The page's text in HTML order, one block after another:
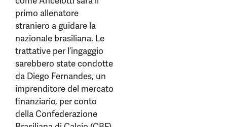
primo allenatore
straniero a guidare la
nazionale brasiliana. Le
trattative per l’ingaggio
sarebbero state condotte
da Diego Fernandes, un
imprenditore del mercato
finanziario, per conto
della Confederazione